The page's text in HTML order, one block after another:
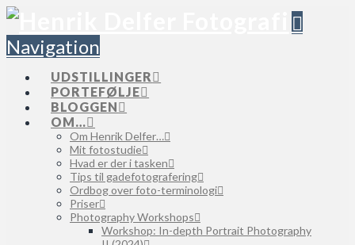
Navigation
UDSTILLINGER
PORTEFØLJE
BLOGGEN
OM…
Om Henrik Delfer…
Mit fotostudie
Hvad er der i tasken
Tips til gadefotografering
Ordbog over foto-terminologi
Priser
Photography Workshops
Workshop: In-depth Portrait Photography